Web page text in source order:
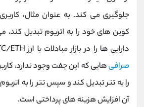
جلوگیری می کند. به عنوان مثال،
کوین های خود را به اتریوم تبدیل کند،
دارایی ها را در بازار مبادلات با ارز BTC/ETH تبدیل کند اما در
صرافیهایی که این جفت وجود ندارد،
را به تتر تبدیل کند و سپس تتر را به
آن افزایش هزینه های پرداختی است.